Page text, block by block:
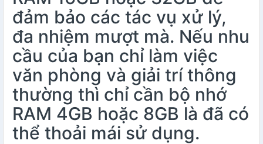
đảm bảo các tác vụ xử lý,
đa nhiệm mượt mà. Nếu nhu
cầu của bạn chỉ làm việc
văn phòng và giải trí thông
thường thì chỉ cần bộ nhớ
RAM 4GB hoặc 8GB là đã có
thể thoải mái sử dụng.